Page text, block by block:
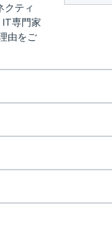
クティ
専門家
由をご